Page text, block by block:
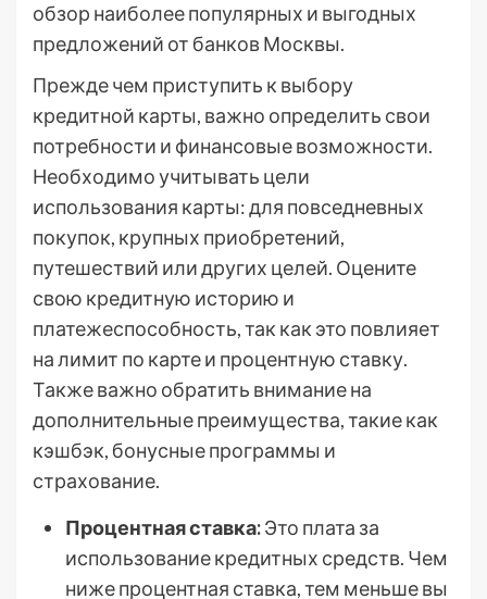
обзор наиболее популярных и выгодных
предложений от банков Москвы.
Прежде чем приступить к выбору
кредитной карты, важно определить свои
потребности и финансовые возможности.
Необходимо учитывать цели
использования карты: для повседневных
покупок, крупных приобретений,
путешествий или других целей. Оцените
свою кредитную историю и
платежеспособность, так как это повлияет
на лимит по карте и процентную ставку.
Также важно обратить внимание на
дополнительные преимущества, такие как
кэшбэк, бонусные программы и
страхование.
Процентная ставка:Это плата за
использование кредитных средств. Чем
ниже процентная ставка, тем меньше вы